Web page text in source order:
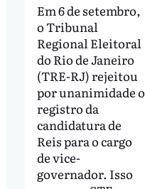
Em 6 de setembro,
o Tribunal
Regional Eleitoral
do Rio de Janeiro
(TRE-RJ) rejeitou
por unanimidade o
registro da
candidatura de
Reis para o cargo
de vice-
governador. Isso